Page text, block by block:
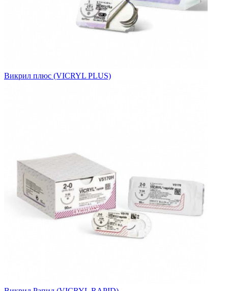
Викрил плюс (VICRYL PLUS)